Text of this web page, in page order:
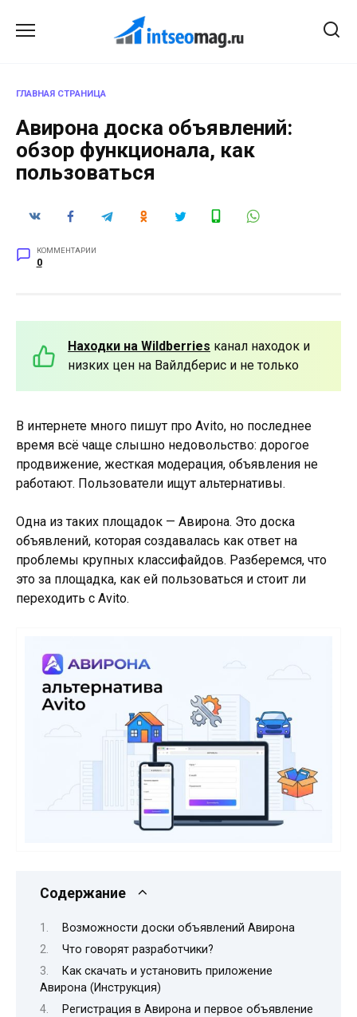
ГЛАВНАЯ СТРАНИЦА
Авирона доска объявлений:
обзор функционала, как
пользоваться
КОММЕНТАРИИ
0
Находки на Wildberries канал находок и
низких цен на Вайлдберис и не только
В интернете много пишут про Avito, но последнее
время всё чаще слышно недовольство: дорогое
продвижение, жесткая модерация, объявления не
работают. Пользователи ищут альтернативы.
Одна из таких площадок — Авирона. Это доска
объявлений, которая создавалась как ответ на
проблемы крупных классифайдов. Разберемся, что
это за площадка, как ей пользоваться и стоит ли
переходить с Avito.
Содержание
Возможности доски объявлений Авирона
Что говорят разработчики?
Как скачать и установить приложение
Авирона (Инструкция)
Регистрация в Авирона и первое объявление